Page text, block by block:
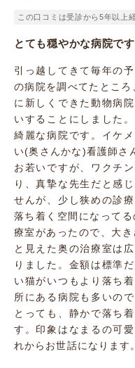
この口コミは受診から5年以上
とても穏やかな病院です
引っ越してきて毎年の
の病院を調べてたとこ
に新しくできた動物病
いすることにしました
綺麗な病院です。イケ
い(奥さんかな)看護師さ
お若いですが、ワクチ
り、真摯な先生だと感
せんが、少し狭めの診
落ち着く空間になって
療室があったので、大
と見えた奥の治療室は
りました。金額は標準
い猫がいつもより落ち
所にある病院も多いの
とっても、静かで落ち
す。印象はなまるの可
れからお世話になります。